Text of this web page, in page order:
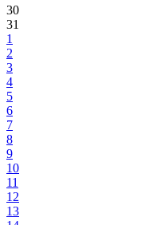
30
31
1
2
3
4
5
6
7
8
9
10
11
12
13